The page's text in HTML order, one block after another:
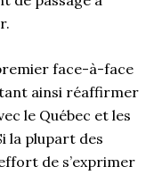
face-à-face
ainsi réaffirmer
le Québec et les
la plupart des
de s’exprimer